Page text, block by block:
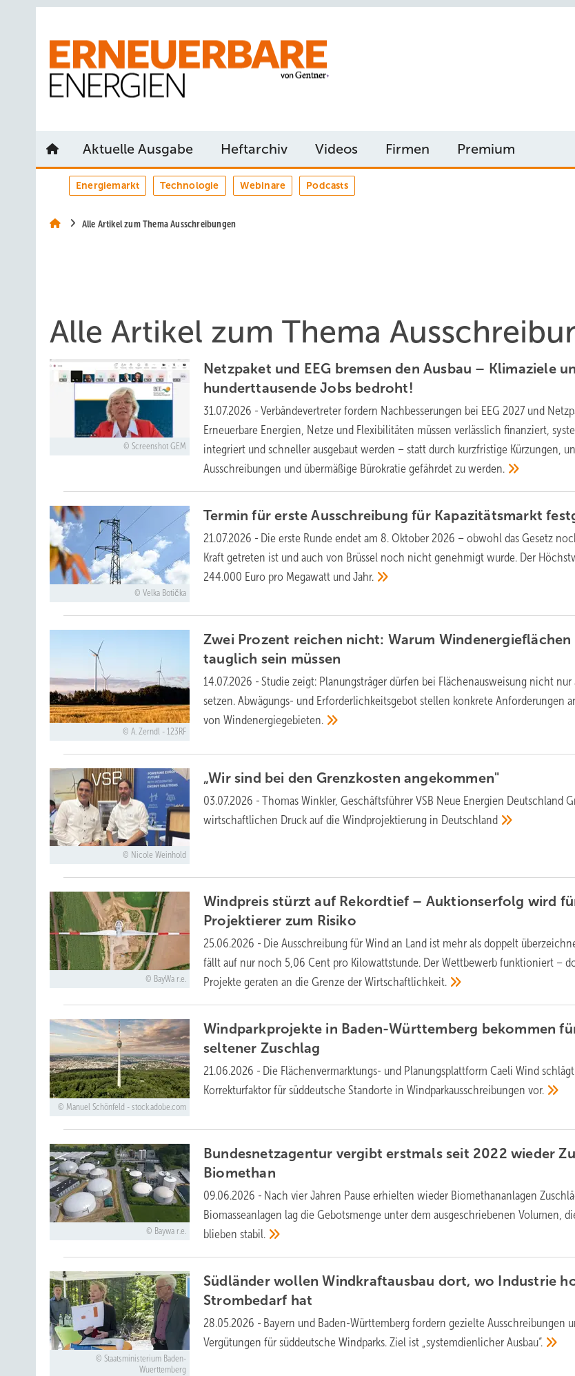
Aktuelle Ausgabe Heftarchiv Videos Firmen Premium
Energiemarkt Technologie Webinare Podcasts
Alle Artikel zum Thema Ausschreibungen
Alle Artikel zum Thema
Screenshot GEM
Netzpaket und EEG bremsen den Ausbau – Klimaziele
hunderttausende Jobs bedroht!
31.07.2026 - Verbändevertreter fordern Nachbesserungen bei EEG 2027 und
Erneuerbare Energien, Netze und Flexibilitäten müssen verlässlich finanziert,
integriert und schneller ausgebaut werden – statt durch kurzfristige Kürzungen,
Ausschreibungen und übermäßige Bürokratie gefährdet zuwerden.
Velka Botička
Termin für erste Ausschreibung für Kapazitätsmarkt
21.07.2026 - Die erste Runde endet am 8. Oktober 2026 – obwohl das Gesetz
Kraft getreten ist und auch von Brüssel noch nicht genehmigt wurde. Der
244.000 Euro pro Megawatt undJahr.
A. Zerndl - 123RF
Zwei Prozent reichen nicht: Warum Windenergieflächen
tauglich sein müssen
14.07.2026 - Studie zeigt: Planungsträger dürfen bei Flächenausweisung nicht
setzen. Abwägungs- und Erforderlichkeitsgebot stellen konkrete Anforderungen
vonWindenergiegebieten.
Nicole Weinhold
„Wir sind bei den Grenzkostenangekommen"
03.07.2026 - Thomas Winkler, Geschäftsführer VSB Neue Energien Deutschland
wirtschaftlichen Druck auf die Windprojektierung in Deutschland
BayWa r.e.
Windpreis stürzt auf Rekordtief – Auktionserfolg wird
Projektierer zum Risiko
25.06.2026 - Die Ausschreibung für Wind an Land ist mehr als doppelt
fällt auf nur noch 5,06 Cent pro Kilowattstunde. Der Wettbewerb funktioniert –
Projekte geraten an die Grenze derWirtschaftlichkeit.
Manuel Schönfeld - stock.adobe.com
Windparkprojekte in Baden-Württemberg bekommen
seltener Zuschlag
21.06.2026 - Die Flächenvermarktungs- und Planungsplattform Caeli Wind
Korrekturfaktor für süddeutsche Standorte in Windparkausschreibungenvor.
Baywa r.e.
Bundesnetzagentur vergibt erstmals seit 2022 wieder
Biomethan
09.06.2026 - Nach vier Jahren Pause erhielten wieder Biomethananlagen
Biomasseanlagen lag die Gebotsmenge unter dem ausgeschriebenen Volumen,
bliebenstabil.
Staatsministerium Baden-
Wuerttemberg
Südländer wollen Windkraftausbau dort, wo Industrie
Strombedarf hat
28.05.2026 - Bayern und Baden-Württemberg fordern gezielte Ausschreibungen
Vergütungen für süddeutsche Windparks. Ziel ist „systemdienlicherAusbau“.